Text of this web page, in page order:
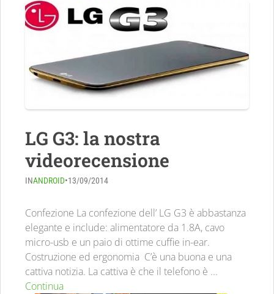
LG G3: la nostra
videorecensione
INANDROID•13/09/2014
Confezione La confezione dell’ LG G3 è abbastanza
elegante e include: alimentatore da 1.8A, cavo
micro-usb e un paio di ottime cuffie in-ear.
Costruzione ed ergonomia C’è una buona e una
cattiva notizia. La cattiva è che il telefono è ...
Continua